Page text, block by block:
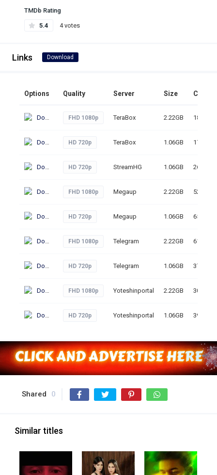
TMDb Rating
5.4 4 votes
Links Download
Options Quality Server Size Clicks
Download FHD 1080p TeraBox 2.22GB 18
Download HD 720p TeraBox 1.06GB 17
Download HD 720p StreamHG 1.06GB 26
Download FHD 1080p Megaup 2.22GB 52
Download HD 720p Megaup 1.06GB 65
Download FHD 1080p Telegram 2.22GB 61
Download HD 720p Telegram 1.06GB 37
Download FHD 1080p Yoteshinportal 2.22GB 30
Download HD 720p Yoteshinportal 1.06GB 39
Shared 0
Similar titles